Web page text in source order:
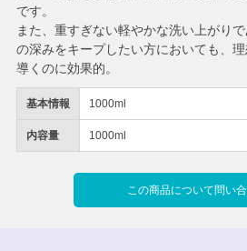
基本情報 1000ml
内容量 1000ml
この商品について問い
です。
また、重すぎない軽やかな洗い上がり
の深みをキープしたい方においても、
導くのに効果的。